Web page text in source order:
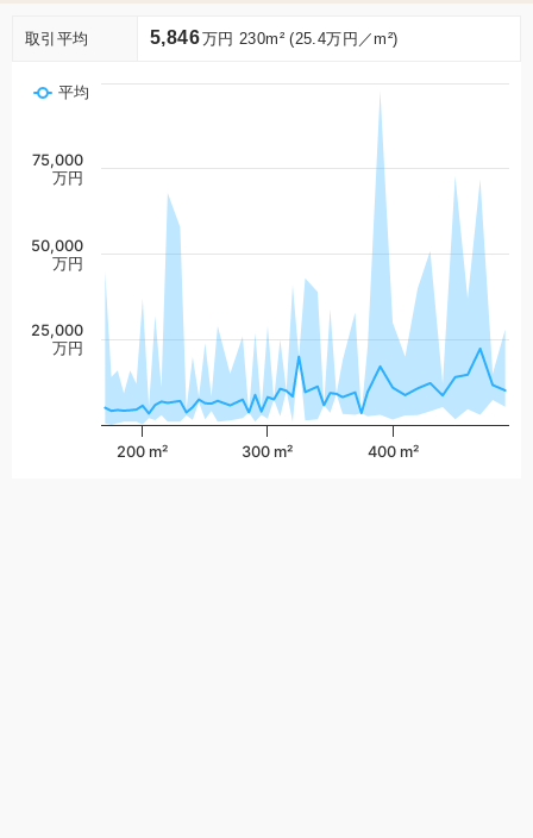
取引平均 5,846万円 230m² (25.4万円／m²)
平均
200 m² 300 m² 400 m²
25,000
万円
50,000
万円
75,000
万円